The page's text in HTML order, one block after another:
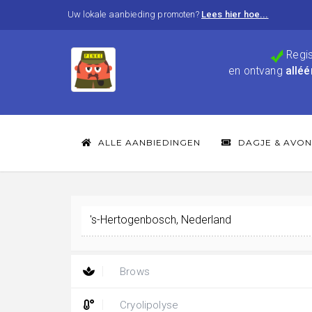
Uw lokale aanbieding promoten? Lees hier hoe...
en ontvang
ALLE AANBIEDINGEN DAGJE &
Brows
Cryolipolyse